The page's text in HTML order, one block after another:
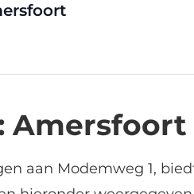
aan Modemweg 1,